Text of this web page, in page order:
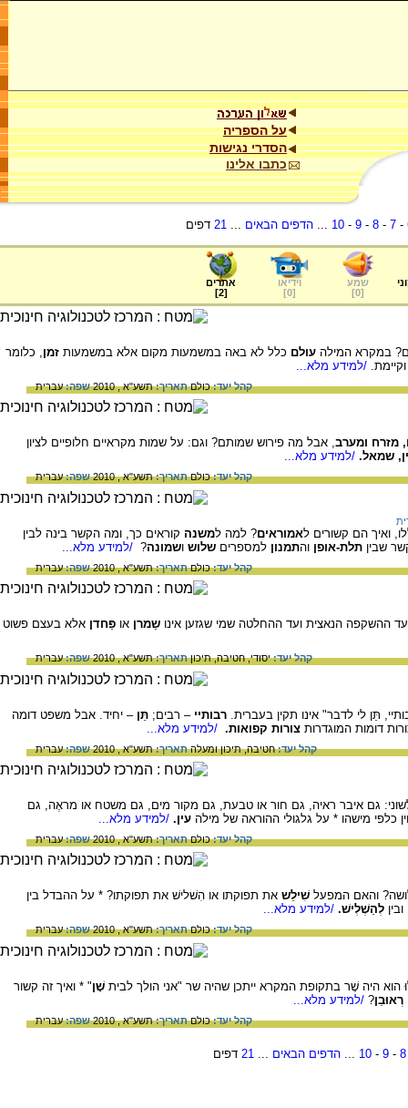
על הספריה
הסדרי נגישות
כתבו אלינו
-
7
-
8
-
9
-
10
...הדפים הבאים ...
21 דפים
שמע
[
0
]
וידיאו
[
0
]
אתרים
[
2
]
במקרא המילה עולם כלל לא באה במשמעות מקום אלא במשמעות זמן, כלומר
/למידע מלא...
קהל יעד:כולםתאריך:תשע"א , 2010 שפה:עברית
מזרח ומערב, אבל מה פירוש שמותם? וגם: על שמות מקראיים חלופיים לציון
שמאל. /למידע מלא...
קהל יעד:כולםתאריך:תשע"א , 2010 שפה:עברית
ואיך הם קשורים לאמוראים? למה למשנה קוראים כך, ומה הקשר בינה לבין
שבין תלת-אופן והתמנון למספרים שלוש ושמונה? /למידע מלא...
קהל יעד:כולםתאריך:תשע"א , 2010 שפה:עברית
ההשקפה הנאצית ועד ההחלטה שמי שגזען אינו שַמרן או פַּחדן אלא בעצם פשוט
קהל יעד:יסודי,חטיבה,תיכוןתאריך:תשע"א , 2010 שפה:עברית
תֵּן לי לדבר" אינו תקין בעברית. רבותיי – רבים; תֵּן– יחיד. אבל משפט דומה
דומות המוגדרות צורות קפואות. /למידע מלא...
קהל יעד:חטיבה,תיכון ומעלהתאריך:תשע"א , 2010 שפה:עברית
גם איבר ראיה, גם חור או טבעת, גם מקור מים, גם משטח או מראֶה, גם
כלפי מישהו * על גלגולי ההוראה של מילה עין. /למידע מלא...
קהל יעד:כולםתאריך:תשע"א , 2010 שפה:עברית
והאם המפעל שִׁילֵש את תפוקתו או הִשׁלישׁ את תפוקתו? * על ההבדל בין
לְהַשְׁלְישׁ. /למידע מלא...
קהל יעד:כולםתאריך:תשע"א , 2010 שפה:עברית
הוא היה שָׁר בתקופת המקרא ייתכן שהיה שר "אני הולך לבית שָׁן" * ואיך זה קשור
רְאוּבֵן? /למידע מלא...
קהל יעד:כולםתאריך:תשע"א , 2010 שפה:עברית
8
-
9
-
10
...הדפים הבאים ...
21 דפים